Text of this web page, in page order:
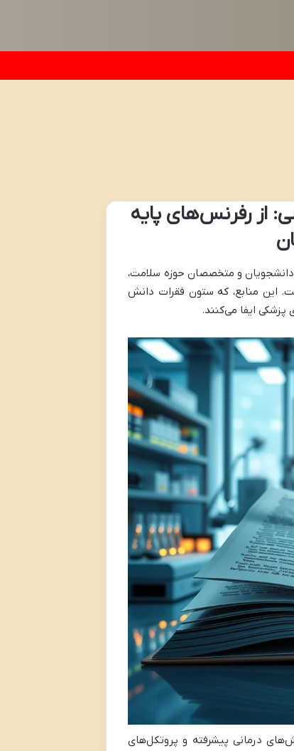
از رفرنس‌های پایه
و متخصصان حوزه سلامت،
این منابع، که ستون فقرات دانش
ایفا می‌کنند.
درمانی پیشرفته و پروتکل‌های